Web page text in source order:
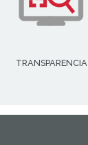
TRANSPARENCIA